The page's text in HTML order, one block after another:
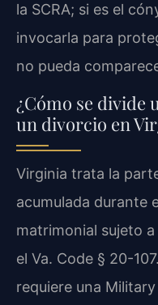
la SCRA; si es el
invocarla para
no pueda
¿Cómo se divide
un divorcio en
Virginia trata la
acumulada durante
matrimonial sujeto
el Va. Code § 20-
requiere una